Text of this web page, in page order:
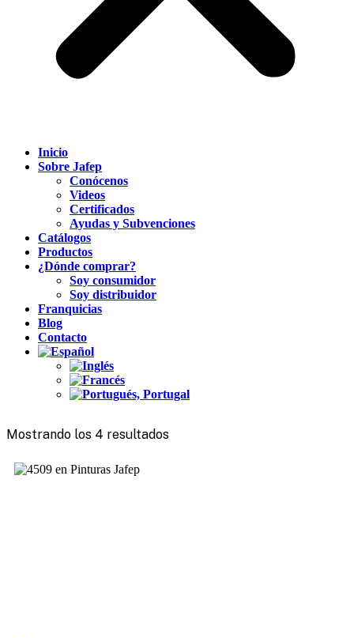
Inicio
Sobre Jafep
Conócenos
Videos
Certificados
Ayudas y Subvenciones
Catálogos
Productos
¿Dónde comprar?
Soy consumidor
Soy distribuidor
Franquicias
Blog
Contacto
Mostrando los 4 resultados